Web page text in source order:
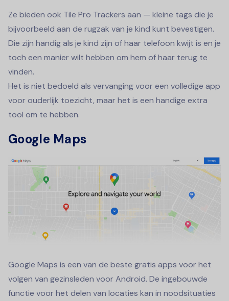
Ze bieden ook Tile Pro Trackers aan — kleine tags die je
bijvoorbeeld aan de rugzak van je kind kunt bevestigen.
Die zijn handig als je kind zijn of haar telefoon kwijt is en je
toch een manier wilt hebben om hem of haar terug te
vinden.
Het is niet bedoeld als vervanging voor een volledige app
voor ouderlijk toezicht, maar het is een handige extra
tool om te hebben.
Google Maps
Google Maps is een van de beste gratis apps voor het
volgen van gezinsleden voor Android. De ingebouwde
functie voor het delen van locaties kan in noodsituaties